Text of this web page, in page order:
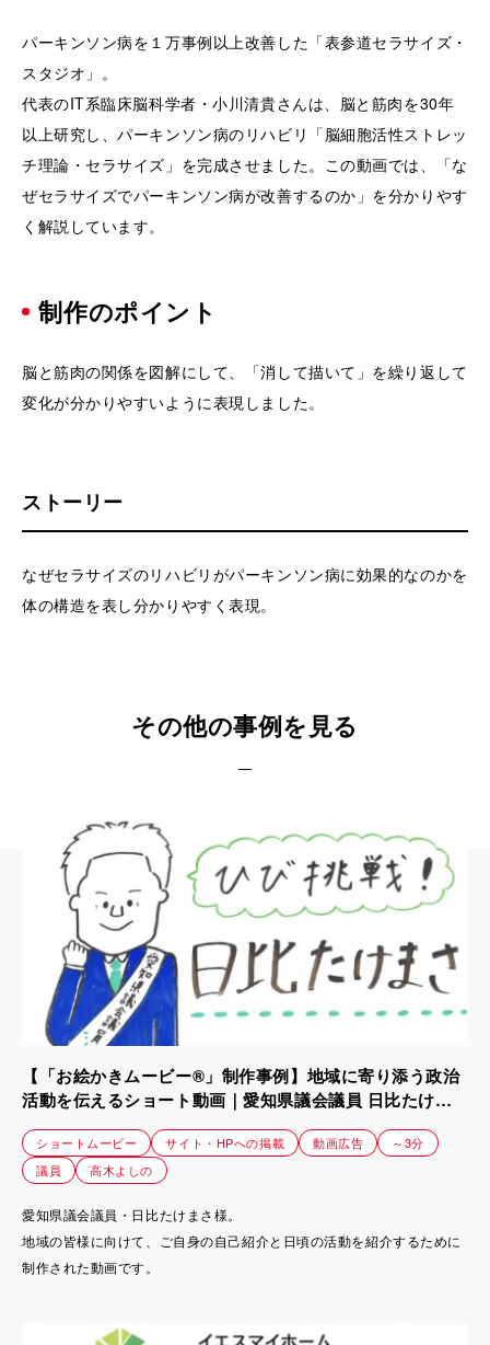
パーキンソン病を１万事例以上改善した「表参道セラサイズ・
スタジオ」。
代表のIT系臨床脳科学者・小川清貴さんは、脳と筋肉を30年
以上研究し、パーキンソン病のリハビリ「脳細胞活性ストレッ
チ理論・セラサイズ」を完成させました。この動画では、「な
ぜセラサイズでパーキンソン病が改善するのか」を分かりやす
く解説しています。
制作のポイント
脳と筋肉の関係を図解にして、「消して描いて」を繰り返して
変化が分かりやすいように表現しました。
ストーリー
なぜセラサイズのリハビリがパーキンソン病に効果的なのかを
体の構造を表し分かりやすく表現。
その他の事例を見る
【「お絵かきムービー®」制作事例】地域に寄り添う政治
活動を伝えるショート動画｜愛知県議会議員 日比たけま
さ様
ショートムービー サイト・HPへの掲載 動画広告
～3分
議員
高木よしの
愛知県議会議員・日比たけまさ様。
地域の皆様に向けて、ご自身の自己紹介と日頃の活動を紹介するために
制作された動画です。